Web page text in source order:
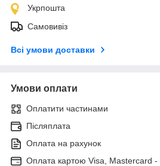
Укрпошта
Самовивіз
Всі умови доставки
Умови оплати
Оплатити частинами
Післяплата
Оплата на рахунок
Оплата картою Visa, Mastercard -